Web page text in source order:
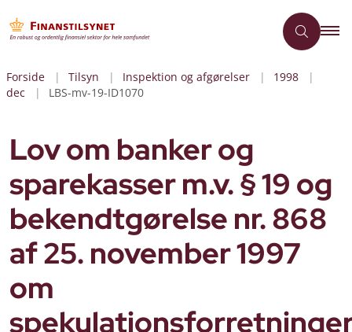
Forside Tilsyn Inspektion og afgørelser
1998
dec
LBS-mv-19-ID1070
Lov om banker og
sparekasser m.v. § 19 og
bekendtgørelse nr. 868
af 25. november 1997
om